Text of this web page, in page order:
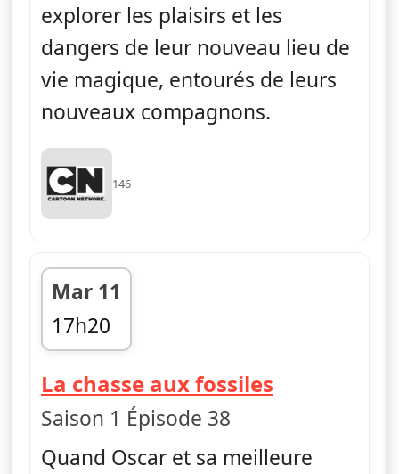
explorer les plaisirs et les
dangers de leur nouveau lieu de
vie magique, entourés de leurs
nouveaux compagnons.
146
Mar 11
17h20
fin 17h35
La chasse aux fossiles
Saison 1 Épisode 38
Quand Oscar et sa meilleure